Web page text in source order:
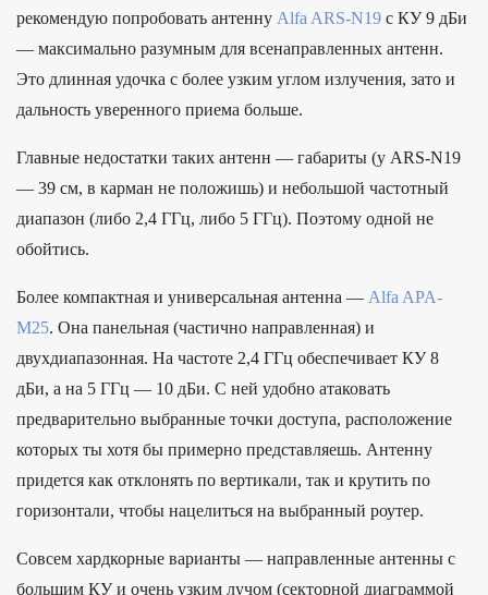
рекомендую попробовать антенну Alfa ARS-N19 с КУ 9 дБи
— максимально разумным для всенаправленных антенн.
Это длинная удочка с более узким углом излучения, зато и
дальность уверенного приема больше.
Главные недостатки таких антенн — габариты (у ARS-N19
— 39 см, в карман не положишь) и небольшой частотный
диапазон (либо 2,4 ГГц, либо 5 ГГц). Поэтому одной не
обойтись.
Более компактная и универсальная антенна — Alfa APA-
M25. Она панельная (частично направленная) и
двухдиапазонная. На частоте 2,4 ГГц обеспечивает КУ 8
дБи, а на 5 ГГц — 10 дБи. С ней удобно атаковать
предварительно выбранные точки доступа, расположение
которых ты хотя бы примерно представляешь. Антенну
придется как отклонять по вертикали, так и крутить по
горизонтали, чтобы нацелиться на выбранный роутер.
Совсем хардкорные варианты — направленные антенны с
большим КУ и очень узким лучом (секторной диаграммой